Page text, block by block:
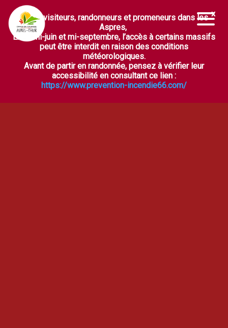
Ouvrir la barre d’outils
Chers visiteurs, randonneurs et promeneurs dans les
Aspres,
Entre mi-juin et mi-septembre, l’accès à certains massifs
peut être interdit en raison des conditions
météorologiques.
Avant de partir en randonnée, pensez à vérifier leur
accessibilité en consultant ce lien :
https://www.prevention-incendie66.com/